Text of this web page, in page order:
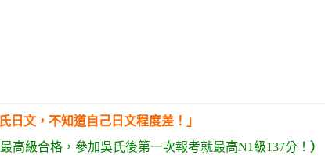
日文，不知道自己日文程度差！」
高級合格，參加吳氏後第一次報考就最高N1級137分！ ）